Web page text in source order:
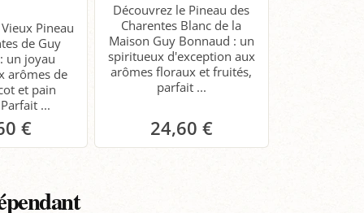
Pineau
de Guy
un joyau
arômes de
et pain
...
€
Découvrez le Pineau des
Charentes Blanc de la
Maison Guy Bonnaud : un
spiritueux d'exception aux
arômes floraux et fruités,
parfait ...
24,60 €